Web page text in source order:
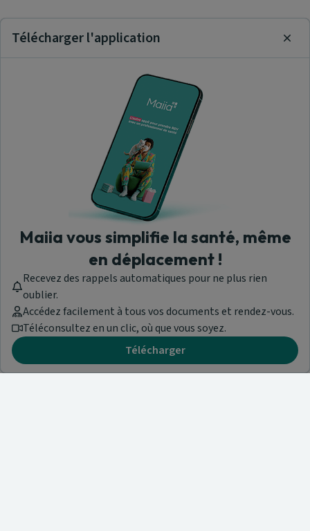
Télécharger l'application
Maiia vous simplifie la santé, même
en déplacement !
Recevez des rappels automatiques pour ne plus rien
oublier.
Accédez facilement à tous vos documents et rendez-vous.
Téléconsultez en un clic, où que vous soyez.
Télécharger